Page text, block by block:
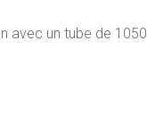
avec un tube de 1050